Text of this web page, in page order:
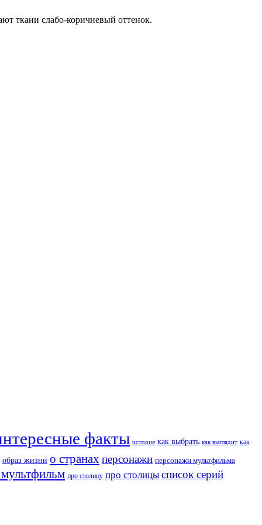
ткани слабо-коричневый оттенок.
факты история как выбрать как выглядит как
образ жизни о странахперсонажи персонажи мультфильма
про столицу про столицы список серий